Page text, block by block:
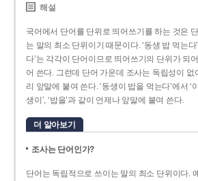
해설
국어에서 단어를 단위로 띄어쓰기를 하는 것은
는 말의 최소 단위이기 때문이다. ‘동생 밥 먹는다’
다’는 각각이 단어이므로 띄어쓰기의 단위가 되어
어 쓴다. 그런데 단어 가운데 조사는 독립성이 없
리 앞말에 붙여 쓴다. ‘동생이 밥을 먹는다’에서 ‘
생이’, ‘밥을’과 같이 언제나 앞말에 붙여 쓴다.
더 알아보기
조사는 단어인가?
단어는 독립적으로 쓰이는 말의 최소 단위이다.